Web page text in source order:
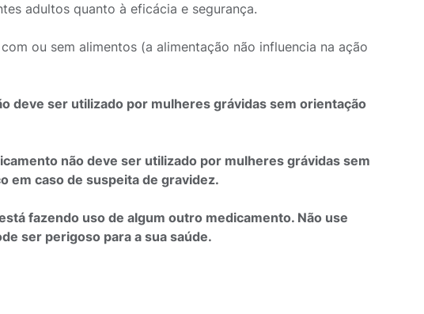
adultos quanto à eficácia e segurança.
ou sem alimentos (a alimentação não influencia na ação
deve ser utilizado por mulheres grávidas sem orientação
não deve ser utilizado por mulheres grávidas sem
em caso de suspeita de gravidez.
fazendo uso de algum outro medicamento. Não use
ser perigoso para a sua saúde.